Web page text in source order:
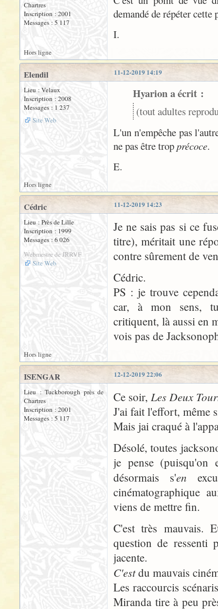
Chartres
Inscription : 2001
Messages : 5 117
demandé de répéter
I.
Hors ligne
11-12-2019 14:19
Elendil
Lieu : Velaux
Inscription : 2008
Messages : 1 237
Site Web
Hyarion a écrit :
(tout adultes
L'un n'empêche pas
ne pas être tropprécoce.
E.
Hors ligne
11-12-2019 14:23
Cédric
Lieu : Près de Lille
Inscription : 1999
Messages : 6 026
Webmestre de JRRVF
Site Web
Je ne sais pas si ce
titre), méritait une
contre sûrement de
Cédric.
PS : je trouve
car, à mon sens, tu
critiquent, là aussi en
vois pas de
Hors ligne
12-12-2019 22:06
ISENGAR
Lieu : Tuckborough près de
Chartres
Inscription : 2001
Messages : 5 117
Ce soir, Les Deux
J'ai fait l'effort, même
Mais jai craqué à
Désolé, toutes
je pense (puisqu'on
désormais s'en
cinématographique
viens de mettre fin.
C'est très mauvais.
question de ressenti
jacente.
C'estdu mauvais
Les raccourcis
Miranda tire à peu